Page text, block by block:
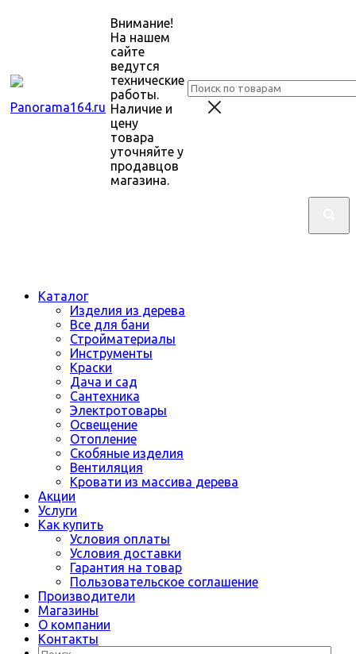
Внимание!
На нашем
сайте
ведутся
технические
работы.
Наличие и
цену
товара
уточняйте у
продавцов
магазина.
Каталог
Изделия из дерева
Все для бани
Стройматериалы
Инструменты
Краски
Дача и сад
Сантехника
Электротовары
Освещение
Отопление
Скобяные изделия
Вентиляция
Кровати из массива дерева
Акции
Услуги
Как купить
Условия оплаты
Условия доставки
Гарантия на товар
Пользовательское соглашение
Производители
Магазины
О компании
Контакты